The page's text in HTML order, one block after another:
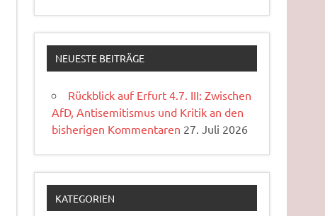
NEUESTE BEITRÄGE
Rückblick auf Erfurt 4.7. III: Zwischen
AfD, Antisemitismus und Kritik an den
bisherigen Kommentaren 27. Juli 2026
KATEGORIEN